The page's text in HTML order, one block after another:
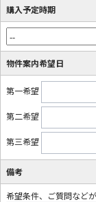
購入予定時期
物件案内希望日
第一希望
第二希望
第三希望
備考
希望条件、ご質問など